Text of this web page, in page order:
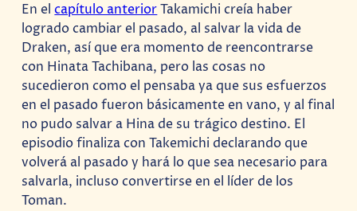
En elcapítulo anteriorTakamichi creía haber
logrado cambiar el pasado, al salvar la vida de
Draken, así que era momento de reencontrarse
con Hinata Tachibana, pero las cosas no
sucedieron como el pensaba ya que sus esfuerzos
en el pasado fueron básicamente en vano, y al final
no pudo salvar a Hina de su trágico destino. El
episodio finaliza con Takemichi declarando que
volverá al pasado y hará lo que sea necesario para
salvarla, incluso convertirse en el líder de los
Toman.